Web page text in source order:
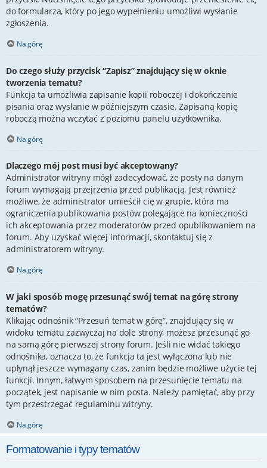
do formularza, który po jego wypełnieniu umożliwi wysłanie
zgłoszenia.
Na górę
Do czego służy przycisk “Zapisz” znajdujący się w oknie
tworzenia tematu?
Funkcja ta umożliwia zapisanie kopii roboczej i dokończenie
pisania oraz wysłanie w późniejszym czasie. Zapisaną kopię
roboczą można wczytać z poziomu panelu użytkownika.
Na górę
Dlaczego mój post musi być akceptowany?
Administrator witryny mógł zadecydować, że posty na danym
forum wymagają przejrzenia przed publikacją. Jest również
możliwe, że administrator umieścił cię w grupie, która ma
ograniczenia publikowania postów polegające na konieczności
ich akceptowania przez moderatorów przed opublikowaniem na
forum. Aby uzyskać więcej informacji, skontaktuj się z
administratorem witryny.
Na górę
W jaki sposób mogę przesunąć swój temat na górę strony
tematów?
Klikając odnośnik “Przesuń temat w górę”, znajdujący się w
widoku tematu zazwyczaj na dole strony, możesz przesunąć go
na samą górę pierwszej strony forum. Jeśli nie widać takiego
odnośnika, oznacza to, że funkcja ta jest wyłączona lub nie
upłynął jeszcze wymagany czas, zanim będzie możliwe użycie tej
funkcji. Innym, łatwym sposobem na przesunięcie tematu na
początek, jest napisanie w nim posta. Należy pamiętać, aby przy
tym przestrzegać regulaminu witryny.
Na górę
Formatowanie i typy tematów